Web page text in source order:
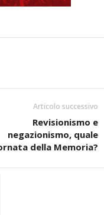
Articolo successivo
Revisionismo e
negazionismo, quale
della Memoria?